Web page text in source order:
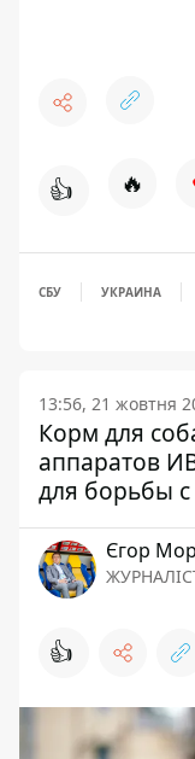
👍 🔥
СБУ УКРАИНА
13:56, 21 жовтня
Корм для
аппаратов
для борьбы
Єгор
👍